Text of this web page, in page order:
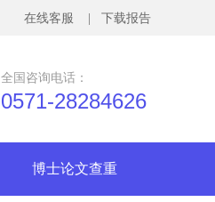
博士论文查重
全国咨询电话：
0571-28284626
| 下载报告
在线客服